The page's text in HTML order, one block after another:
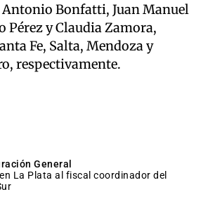
Bonfatti, Juan Manuel
Pérez y Claudia Zamora,
Fe, Salta, Mendoza y
respectivamente.
General
La Plata al fiscal coordinador del